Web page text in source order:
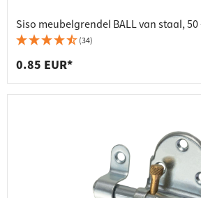
Siso meubelgrendel BALL van staal, 50
(34)
0.85 EUR*